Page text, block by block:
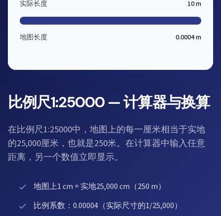
比例尺1:25000 — 计算器与换算
在比例尺1:25000中，地图上的每一厘米相当于实地
的25,000厘米，也就是250米。在计算器中输入任意
距离，另一个数值立即显示。
地图上1 cm = 实地25,000 cm（250 m）
比例系数：0.00004（实际尺寸的1/25,000）
实际长度 10 m
地图长度 0.0004 m